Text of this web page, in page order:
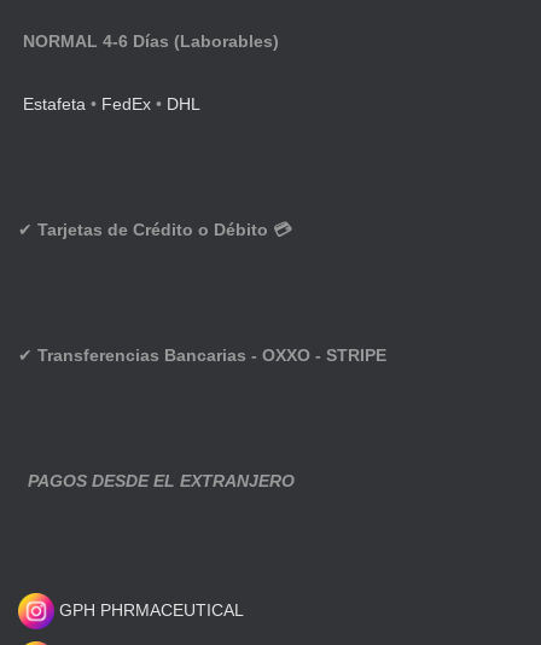
NORMAL 4-6 Días (Laborables)
Estafeta • FedEx • DHL
✔ Tarjetas de Crédito o Débito 💳
✔ Transferencias Bancarias - OXXO - STRIPE
PAGOS DESDE EL EXTRANJERO
GPH PHRMACEUTICAL